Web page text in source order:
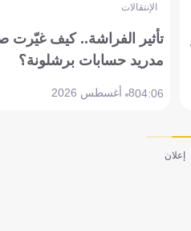
الإنتقالات
تأثير الفراشة.. كيف غيّرت
مدريد حسابات برشلونة؟
04:068 أغسطس 2026
إعلان